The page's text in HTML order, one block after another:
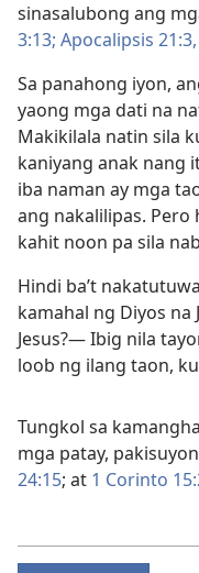
sinasalubong ang
3:13; Apocalipsis
Sa panahong iyon,
yaong mga dati na
Makikilala natin sila
kaniyang anak nang
iba naman ay mga
ang nakalilipas.
kahit noon pa sila
Hindi ba’t
kamahal ng Diyos na
Jesus?​— Ibig nila
loob ng ilang taon,
Tungkol sa
mga patay,
24:15; at 1 Corinto